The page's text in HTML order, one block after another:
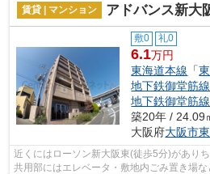
賃貸 | マンション アドバンス新大
敷0 礼0
6.1万円
東海道本線 「
地下鉄御堂筋線
地下鉄御堂筋線
築20年 / 24.09
大阪府大阪市
近くにはローソン新大阪東(徒歩5分)があり
共用部にはエレベータ・敷地内ごみ置き場